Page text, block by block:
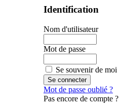
Identification
Nom d'utilisateur
Mot de passe
Se souvenir de moi
Mot de passe oublié ?
Pas encore de compte ?